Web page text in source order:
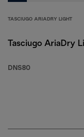
TASCIUGO ARIADRY LIGHT
Tasciugo AriaDry
DNS80